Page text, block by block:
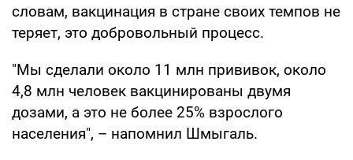
словам, вакцинация в стране своих темпов не
теряет, это добровольный процесс.
"Мы сделали около 11 млн прививок, около
4,8 млн человек вакцинированы двумя
дозами, а это не более 25% взрослого
населения", – напомнил Шмыгаль.